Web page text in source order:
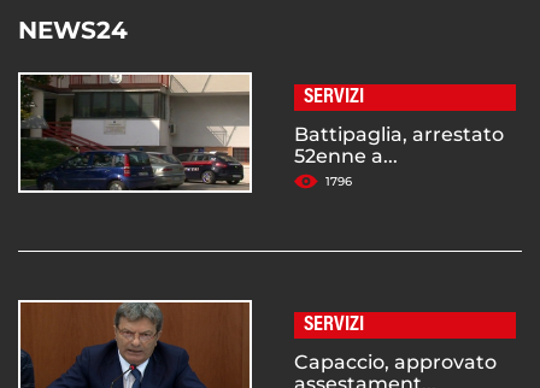
NEWS24
SERVIZI
Battipaglia, arrestato
52enne a...
1796
SERVIZI
Capaccio, approvato